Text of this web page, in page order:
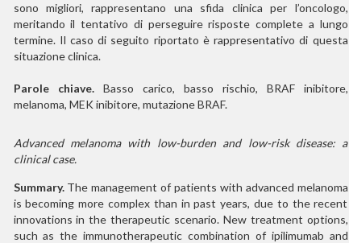
sono migliori, rappresentano una sfida clinica per l’oncologo,
meritando il tentativo di perseguire risposte complete a lungo
termine. Il caso di seguito riportato è rappresentativo di questa
situazione clinica.
Parole chiave. Basso carico, basso rischio, BRAF inibitore,
melanoma, MEK inibitore, mutazione BRAF.
Advanced melanoma with low-burden and low-risk disease: a
clinical case.
Summary. The management of patients with advanced melanoma
is becoming more complex than in past years, due to the recent
innovations in the therapeutic scenario. New treatment options,
such as the immunotherapeutic combination of ipilimumab and